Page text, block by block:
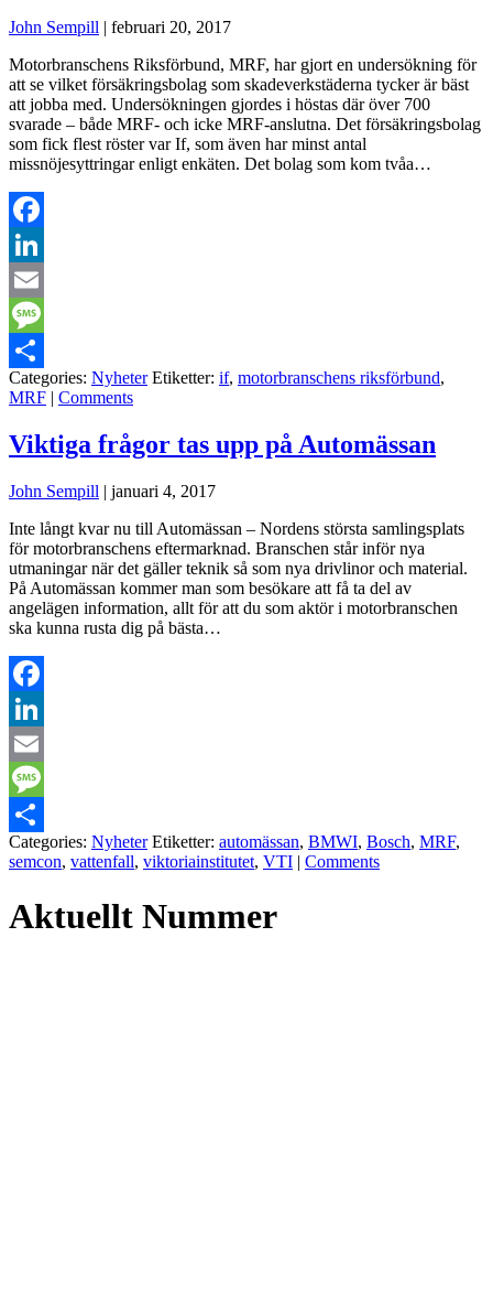
John Sempill | februari 20, 2017
Motorbranschens Riksförbund, MRF, har gjort en undersökning för
att se vilket försäkringsbolag som skadeverkstäderna tycker är bäst
att jobba med. Undersökningen gjordes i höstas där över 700
svarade – både MRF- och icke MRF-anslutna. Det försäkringsbolag
som fick flest röster var If, som även har minst antal
missnöjesyttringar enligt enkäten. Det bolag som kom tvåa…
Facebook
LinkedIn
Email
Message
Dela
Categories: Nyheter Etiketter: if, motorbranschens riksförbund,
MRF | Comments
Viktiga frågor tas upp på Automässan
John Sempill | januari 4, 2017
Inte långt kvar nu till Automässan – Nordens största samlingsplats
för motorbranschens eftermarknad. Branschen står inför nya
utmaningar när det gäller teknik så som nya drivlinor och material.
På Automässan kommer man som besökare att få ta del av
angelägen information, allt för att du som aktör i motorbranschen
ska kunna rusta dig på bästa…
Facebook
LinkedIn
Email
Message
Dela
Categories: Nyheter Etiketter: automässan, BMWI, Bosch, MRF,
semcon, vattenfall, viktoriainstitutet, VTI | Comments
Aktuellt Nummer